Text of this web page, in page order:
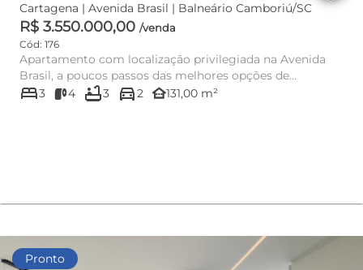
Cartagena | Avenida Brasil | Balneário Camboriú/SC
R$ 3.550.000,00 /venda
Cód: 176
Apartamento com localização privilegiada na Avenida
Brasil, a poucos passos das melhores opções de
comércio, restaurant...
bed3 4 bathtub3 directions_car2 other_houses131,00 m²
Pronto